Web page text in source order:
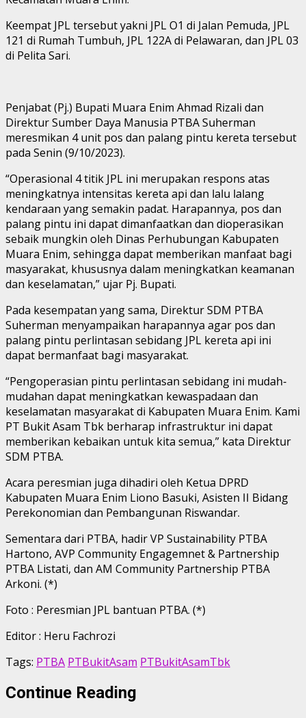
Keempat JPL tersebut yakni JPL O1 di Jalan Pemuda, JPL
121 di Rumah Tumbuh, JPL 122A di Pelawaran, dan JPL 03
di Pelita Sari.
Penjabat (Pj.) Bupati Muara Enim Ahmad Rizali dan
Direktur Sumber Daya Manusia PTBA Suherman
meresmikan 4 unit pos dan palang pintu kereta tersebut
pada Senin (9/10/2023).
“Operasional 4 titik JPL ini merupakan respons atas
meningkatnya intensitas kereta api dan lalu lalang
kendaraan yang semakin padat. Harapannya, pos dan
palang pintu ini dapat dimanfaatkan dan dioperasikan
sebaik mungkin oleh Dinas Perhubungan Kabupaten
Muara Enim, sehingga dapat memberikan manfaat bagi
masyarakat, khususnya dalam meningkatkan keamanan
dan keselamatan,” ujar Pj. Bupati.
Pada kesempatan yang sama, Direktur SDM PTBA
Suherman menyampaikan harapannya agar pos dan
palang pintu perlintasan sebidang JPL kereta api ini
dapat bermanfaat bagi masyarakat.
“Pengoperasian pintu perlintasan sebidang ini mudah-
mudahan dapat meningkatkan kewaspadaan dan
keselamatan masyarakat di Kabupaten Muara Enim. Kami
PT Bukit Asam Tbk berharap infrastruktur ini dapat
memberikan kebaikan untuk kita semua,” kata Direktur
SDM PTBA.
Acara peresmian juga dihadiri oleh Ketua DPRD
Kabupaten Muara Enim Liono Basuki, Asisten II Bidang
Perekonomian dan Pembangunan Riswandar.
Sementara dari PTBA, hadir VP Sustainability PTBA
Hartono, AVP Community Engagemnet & Partnership
PTBA Listati, dan AM Community Partnership PTBA
Arkoni. (*)
Foto : Peresmian JPL bantuan PTBA. (*)
Editor : Heru Fachrozi
Tags: PTBA PTBukitAsam PTBukitAsamTbk
Continue Reading